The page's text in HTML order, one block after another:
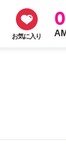
お気に入り